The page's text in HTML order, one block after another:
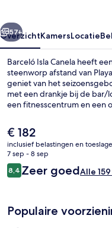
Volgende
57+
OverzichtKamersLocatie
Barceló Isla Canela heeft
steenworp afstand van
geniet van het
met een drankje bij de bar/
een fitnesscentrum en een
De
huidige
prijs
is
€ 182
€ 182
inclusief belastingen en
7 sep - 8 sep
Beoordelingen
8,48,4 op 10 –
Zeer goedAlle
Populaire